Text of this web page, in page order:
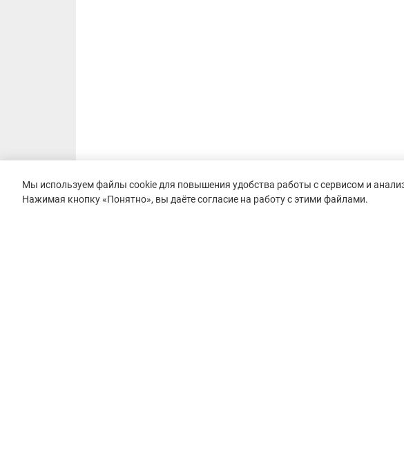
Мы используем файлы cookie для повышения удобства работы с сервисом и
Нажимая кнопку «Понятно», вы даёте согласие на работу с этими файлами.